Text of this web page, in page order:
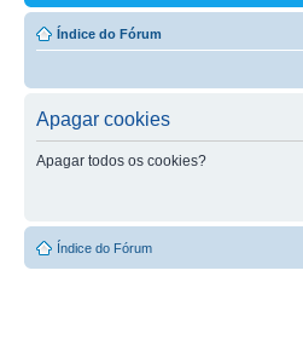
Índice do Fórum
Apagar cookies
Apagar todos os cookies?
Índice do Fórum